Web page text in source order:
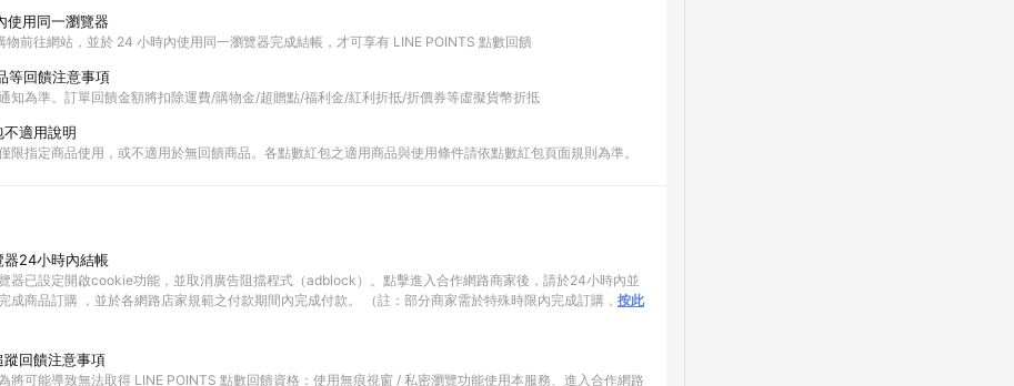
使用同一瀏覽器
物前往網站，並於 24 小時內使用同一瀏覽器完成結帳，才可享有 LINE POINTS 點數回饋
等回饋注意事項
知為準。訂單回饋金額將扣除運費/購物金/超贈點/福利金/紅利折抵/折價券等虛擬貨幣折抵
適用說明
限指定商品使用，或不適用於無回饋商品。各點數紅包之適用商品與使用條件請依點數紅包頁面規則為準。
器24小時內結帳
器已設定開啟cookie功能，並取消廣告阻擋程式（adblock）。點擊進入合作網路商家後，請於24小時內並
成商品訂購 ，並於各網路店家規範之付款期間內完成付款。 （註：部分商家需於特殊時限內完成訂購， 按此
回饋注意事項
將可能導致無法取得 LINE POINTS 點數回饋資格：使用無痕視窗 / 私密瀏覽功能使用本服務、進入合作網路